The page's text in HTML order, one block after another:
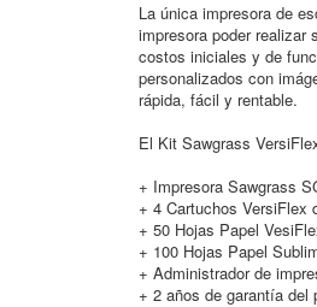
La única impresora de
impresora poder realizar
costos iniciales y de
personalizados con
rápida, fácil y rentable.
El Kit Sawgrass
+ Impresora Sawgrass
+ 4 Cartuchos VersiFlex
+ 50 Hojas Papel
+ 100 Hojas Papel
+ Administrador de
+ 2 años de garantía del